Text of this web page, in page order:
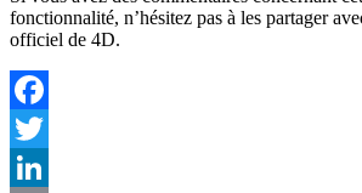
fonctionnalité, n’hésitez pas à les partager
officiel de 4D.
Facebook
Twitter